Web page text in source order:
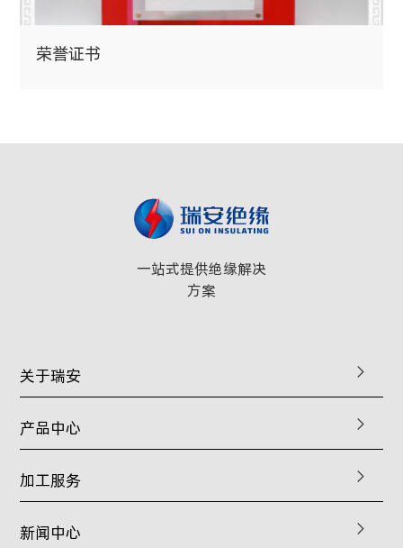
荣誉证书
一站式提供绝缘解决
方案
关于瑞安
产品中心
加工服务
新闻中心